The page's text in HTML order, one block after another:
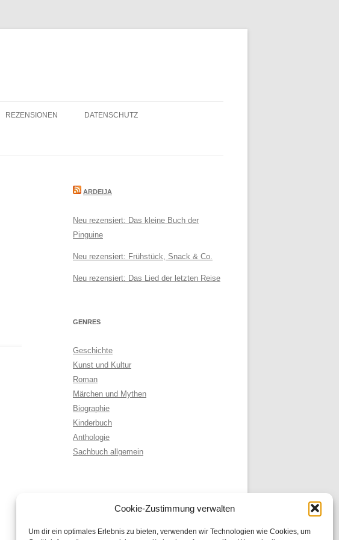
Cookie-Zustimmung verwalten
Um dir ein optimales Erlebnis zu bieten, verwenden wir Technologien wie Cookies, um
REZENSIONEN DATENSCHUTZ
ARDEIJA
Neu rezensiert: Das kleine Buch der
Pinguine
Neu rezensiert: Frühstück, Snack & Co.
Neu rezensiert: Das Lied der letzten Reise
GENRES
Geschichte
Kunst und Kultur
Roman
Märchen und Mythen
Biographie
Kinderbuch
Anthologie
Sachbuch allgemein